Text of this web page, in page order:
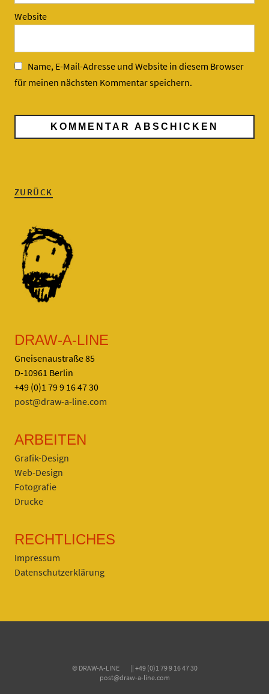
Website
Name, E-Mail-Adresse und Website in diesem Browser
für meinen nächsten Kommentar speichern.
ZURÜCK
DRAW-A-LINE
Gneisenaustraße 85
D-10961 Berlin
+49 (0)1 79 9 16 47 30
post@draw-a-line.com
ARBEITEN
Grafik-Design
Web-Design
Fotografie
Drucke
RECHTLICHES
Impressum
Datenschutzerklärung
© DRAW-A-LINE || +49 (0)1 79 9 16 47 30
post@draw-a-line.com